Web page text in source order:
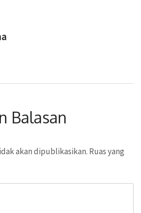
Balasan
akan dipublikasikan. Ruas yang